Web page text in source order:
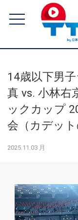
14歳以下男
真 vs. 小林右
ックカップ
会（カデット
2025.11.03 月